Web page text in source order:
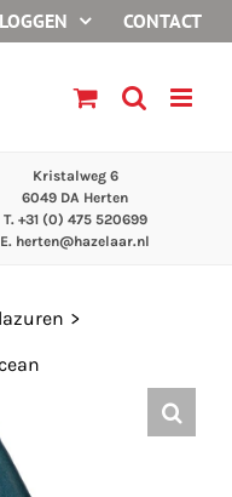
CONTACT
Kristalweg 6
6049 DA Herten
T. +31 (0) 475 520699
E. herten@hazelaar.nl